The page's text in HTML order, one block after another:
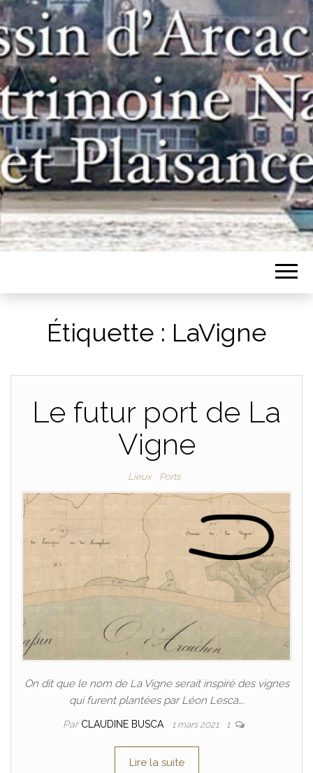
BASSIN
D'ARCACHON,
PATRIMOINE
NAVAL ET
PLAISANCE
Un site pour les inconditionnels des
bateaux et de l'histoire du bassin
d'Arcachon
Étiquette : LaVigne
Le futur port de La
Vigne
Lieux Ports
On dit que le nom de La Vigne serait inspiré des vignes
qui furent plantées par Léon Lesca….
Par CLAUDINE BUSCA 1 mars 2021 1
Lire la suite